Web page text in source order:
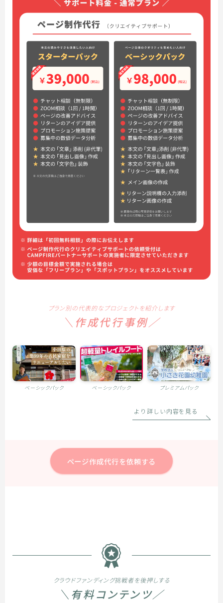
プラン別の代表的なプロジェクトを紹介します
＼作成代行事例／
ベーシックパック ベーシックパック プレミアムパック
より詳しい内容を見る
ページ作成代行を依頼する
クラウドファンディング挑戦者を後押しする
＼有料コンテンツ／